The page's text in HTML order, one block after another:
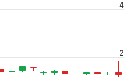
2
4